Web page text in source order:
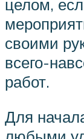
целом,
своими
всего-
работ.
Для